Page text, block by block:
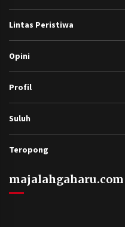
Lintas Peristiwa
Opini
Profil
Suluh
Teropong
majalahgaharu.com